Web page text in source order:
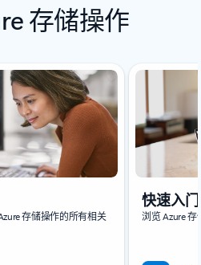
存储操作
张
存储操作的所有相关
快速入
浏览 Azure